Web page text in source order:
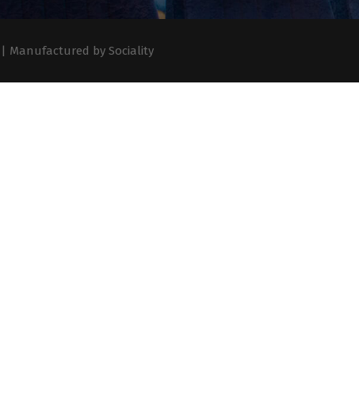
| Manufactured by Sociality